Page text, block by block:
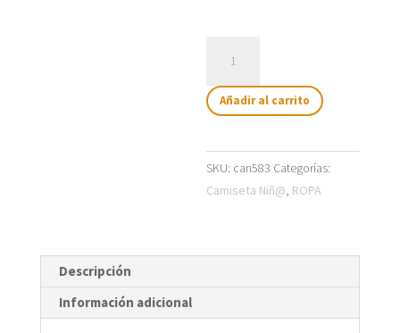
niñ@
tren
animales
Añadir al carrito
SKU: can583 Categorías:
Camiseta Niñ@, ROPA
Descripción
Información adicional